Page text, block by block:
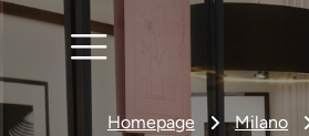
Homepage Milano